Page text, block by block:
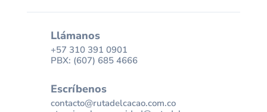
Llámanos
+57 310 391 0901
PBX: (607) 685 4666
Escríbenos
contacto@rutadelcacao.com.co